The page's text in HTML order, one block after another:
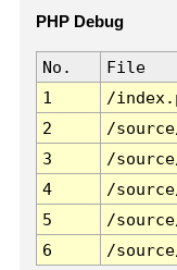
PHP Debug
No. File
1
/
2
/
3
/
4
/
5
/
6
/